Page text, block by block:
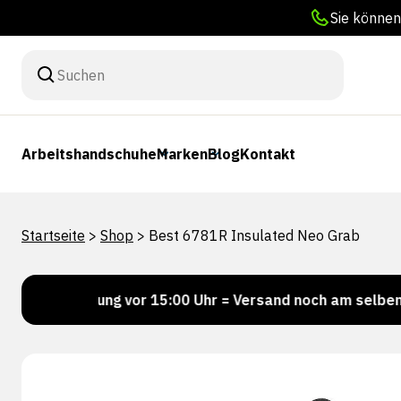
Sie
ArbeitshandschuheMarkenBlogKontakt
Startseite > Shop > Best 6781R Insulated Neo Grab
vor 15:00 Uhr = Versand noch am selben Tag